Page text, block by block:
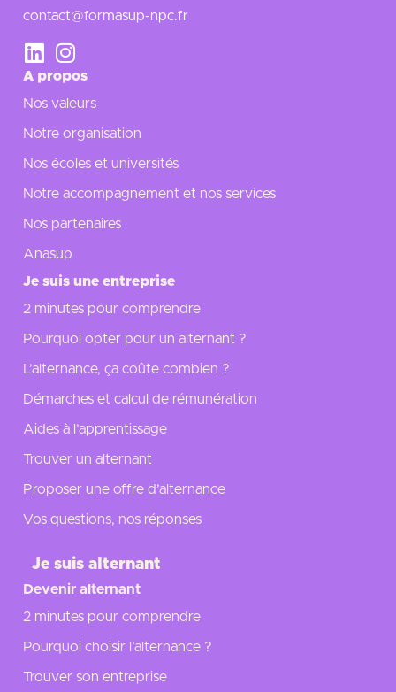
contact@formasup-npc.fr
A propos
Nos valeurs
Notre organisation
Nos écoles et universités
Notre accompagnement et nos services
Nos partenaires
Anasup
Je suis une entreprise
2 minutes pour comprendre
Pourquoi opter pour un alternant ?
L’alternance, ça coûte combien ?
Démarches et calcul de rémunération
Aides à l’apprentissage
Trouver un alternant
Proposer une offre d’alternance
Vos questions, nos réponses
Je suis alternant
Devenir alternant
2 minutes pour comprendre
Pourquoi choisir l’alternance ?
Trouver son entreprise